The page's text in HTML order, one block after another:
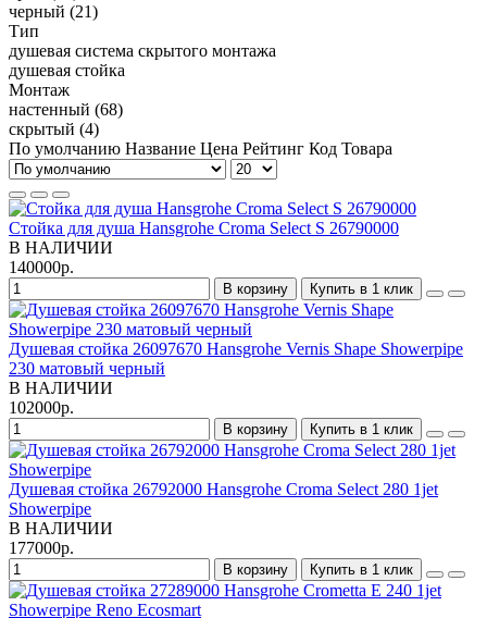
черный (21)
Тип
душевая система скрытого монтажа
душевая стойка
Монтаж
настенный (68)
скрытый (4)
По умолчанию Название Цена Рейтинг Код Товара
Стойка для душа Hansgrohe Croma Select S 26790000
В НАЛИЧИИ
140000р.
В корзину Купить в 1 клик
Душевая стойка 26097670 Hansgrohe Vernis Shape Showerpipe
230 матовый черный
В НАЛИЧИИ
102000р.
В корзину Купить в 1 клик
Душевая стойка 26792000 Hansgrohe Croma Select 280 1jet
Showerpipe
В НАЛИЧИИ
177000р.
В корзину Купить в 1 клик